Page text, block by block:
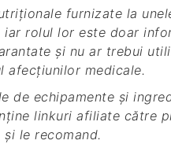
iar rolul lor este doar
și nu ar trebui
afecțiunilor medicale.
linkuri afiliate către
le recomand.